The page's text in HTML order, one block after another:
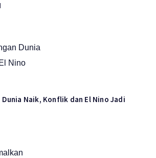
Dunia Naik, Konflik dan El Nino Jadi